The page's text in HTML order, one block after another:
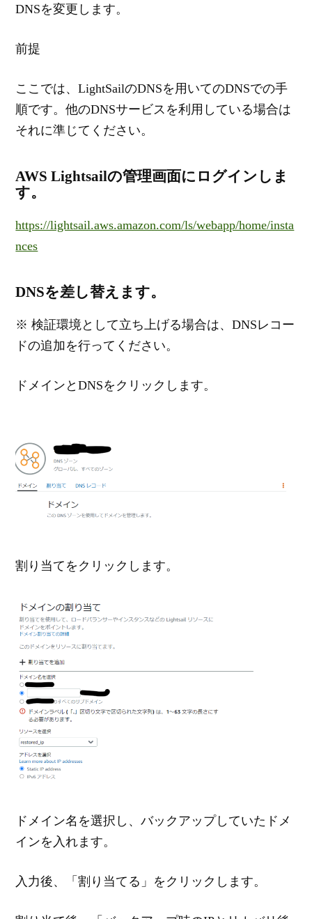
DNSを変更します。
前提
ここでは、LightSailのDNSを用いてのDNSでの手
順です。他のDNSサービスを利用している場合は
それに準じてください。
AWS Lightsailの管理画面にログインしま
す。
https://lightsail.aws.amazon.com/ls/webapp/home/insta
nces
DNSを差し替えます。
※ 検証環境として立ち上げる場合は、DNSレコー
ドの追加を行ってください。
ドメインとDNSをクリックします。
割り当てをクリックします。
ドメイン名を選択し、バックアップしていたドメ
インを入れます。
入力後、「割り当てる」をクリックします。